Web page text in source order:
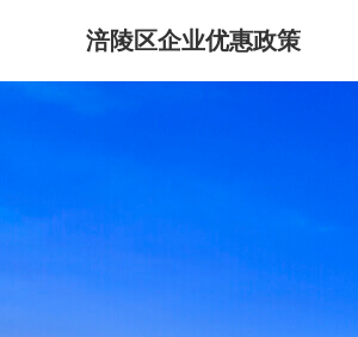
涪陵区企业优惠政策